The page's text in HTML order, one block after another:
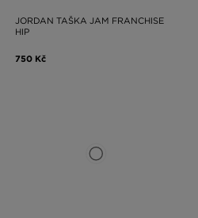
JORDAN TAŠKA JAM FRANCHISE
HIP
750 Kč